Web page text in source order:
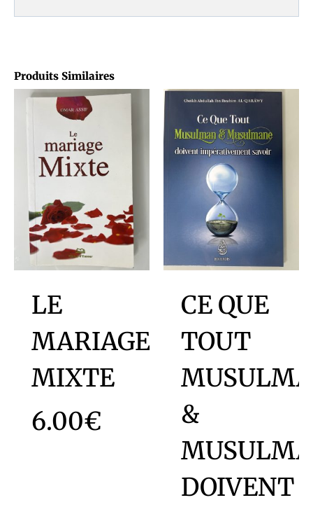
Produits Similaires
LE
MARIAGE
MIXTE
6.00€
CE QUE
TOUT
&
DOIVENT